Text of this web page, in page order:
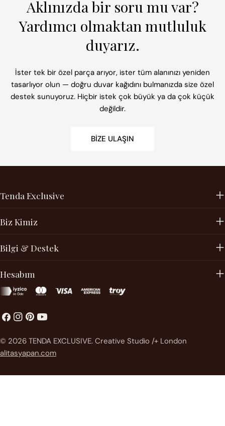
Aklınızda bir soru mu var?
Yardımcı olmaktan mutluluk
duyarız.
İster tek bir özel parça arıyor, ister tüm alanınızı yeniden
tasarlıyor olun — doğru duvar kağıdını bulmanızda size özel
destek sunuyoruz. Hiçbir istek çok büyük ya da çok küçük
değildir.
BIZE ULAŞIN
Tenda Exclusive
Biz Kimiz
Bilgi & Destek
Hesabım
Facebook
instagram
Pinterest'te
Youtube
© 2026 TENDA EXCLUSIVE. Creative Studio /+ London
alitasyapan.com
Ödeme
metodları